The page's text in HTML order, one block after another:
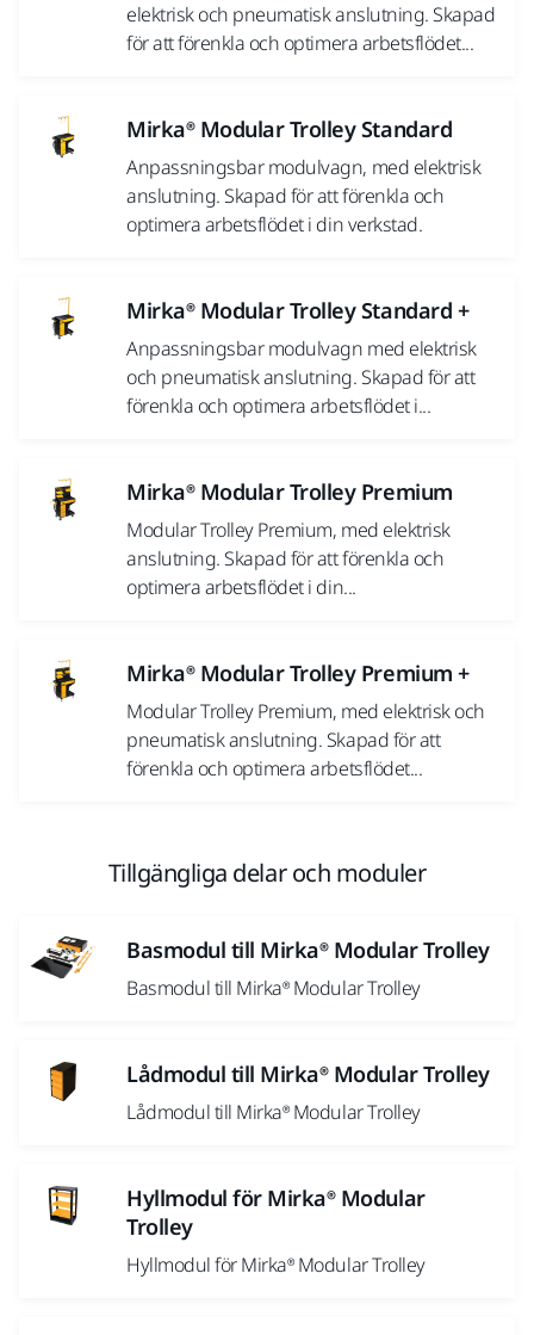
elektrisk och pneumatisk anslutning. Skapad
för att förenkla och optimera arbetsflödet...
Mirka® Modular Trolley Standard
Anpassningsbar modulvagn, med elektrisk
anslutning. Skapad för att förenkla och
optimera arbetsflödet i din verkstad.
Mirka® Modular Trolley Standard +
Anpassningsbar modulvagn med elektrisk
och pneumatisk anslutning. Skapad för att
förenkla och optimera arbetsflödet i...
Mirka® Modular Trolley Premium
Modular Trolley Premium, med elektrisk
anslutning. Skapad för att förenkla och
optimera arbetsflödet i din...
Mirka® Modular Trolley Premium +
Modular Trolley Premium, med elektrisk och
pneumatisk anslutning. Skapad för att
förenkla och optimera arbetsflödet...
Tillgängliga delar och moduler
Basmodul till Mirka® Modular Trolley
Basmodul till Mirka® Modular Trolley
Lådmodul till Mirka® Modular Trolley
Lådmodul till Mirka® Modular Trolley
Hyllmodul för Mirka® Modular
Trolley
Hyllmodul för Mirka® Modular Trolley